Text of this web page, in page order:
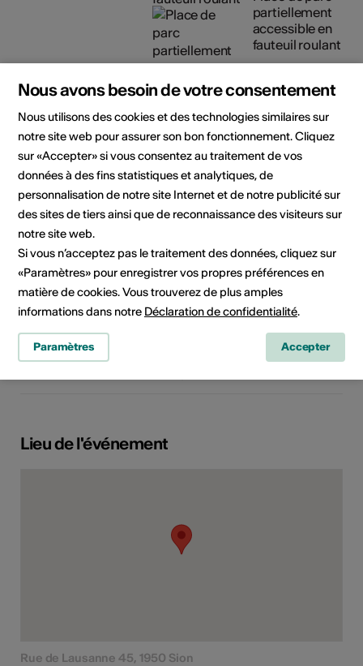
partiellement
accessible en
fauteuil roulant
Détails sur l'accessibilité
architecturale
Organisateur
Médiathèque Valais - Sion
Les Arsenaux
Rue de Lausanne 45
1950 Sion
Téléphone +41 (0)27 606 45 50
E-Mail
Domaine
Type d'événement
Autre
Lieu de l'événement
Rue de Lausanne 45, 1950 Sion
Nous avons besoin de votre consentement
Nous utilisons des cookies et des technologies similaires sur
notre site web pour assurer son bon fonctionnement. Cliquez
sur «Accepter» si vous consentez au traitement de vos
données à des fins statistiques et analytiques, de
personnalisation de notre site Internet et de notre publicité sur
des sites de tiers ainsi que de reconnaissance des visiteurs sur
notre site web.
Si vous n’acceptez pas le traitement des données, cliquez sur
«Paramètres» pour enregistrer vos propres préférences en
matière de cookies. Vous trouverez de plus amples
informations dans notre Déclaration de confidentialité.
Paramètres Accepter